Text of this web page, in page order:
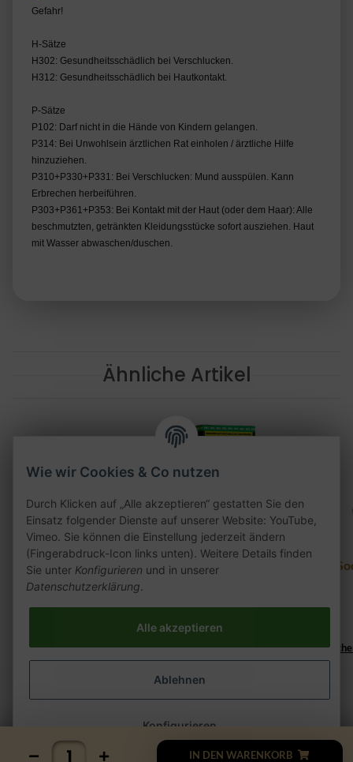
IN DEN WARENKORB
Gefahr!
H-Sätze
H302: Gesundheitsschädlich bei Verschlucken.
H312: Gesundheitsschädlich bei Hautkontakt.
P-Sätze
P102: Darf nicht in die Hände von Kindern gelangen.
P314: Bei Unwohlsein ärztlichen Rat einholen / ärztliche Hilfe
hinzuziehen.
P310+P330+P331: Bei Verschlucken: Mund ausspülen. Kann
Erbrechen herbeiführen.
P303+P361+P353: Bei Kontakt mit der Haut (oder dem Haar): Alle
beschmutzten, getränkten Kleidungsstücke sofort ausziehen. Haut
mit Wasser abwaschen/duschen.
Ähnliche Artikel
27er Blue Dragon 200g
25,90 €*
Al Fakher Pod 2er Pack
7,50 €*
2 - 3 Werktage((%s - Ausland
Wie wir Cookies & Co nutzen
Durch Klicken auf „Alle akzeptieren“ gestatten Sie den
Einsatz folgender Dienste auf unserer Website: YouTube,
Vimeo. Sie können die Einstellung jederzeit ändern
(Fingerabdruck-Icon links unten). Weitere Details finden
Sie unter Konfigurieren und in unserer
Datenschutzerklärung.
Alle akzeptieren
Ablehnen
Konfigurieren